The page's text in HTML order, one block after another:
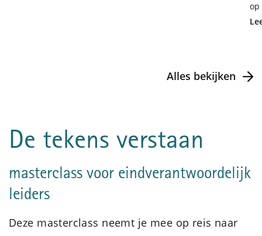
op
Alles bekijken
De tekens verstaan
masterclass voor eindverantwoordelijk
leiders
Deze masterclass neemt je mee op reis naar